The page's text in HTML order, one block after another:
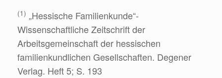
(1) „Hessische Familienkunde“-
Wissenschaftliche Zeitschrift der
Arbeitsgemeinschaft der hessischen
familienkundlichen Gesellschaften. Degener
Verlag. Heft 5; S. 193